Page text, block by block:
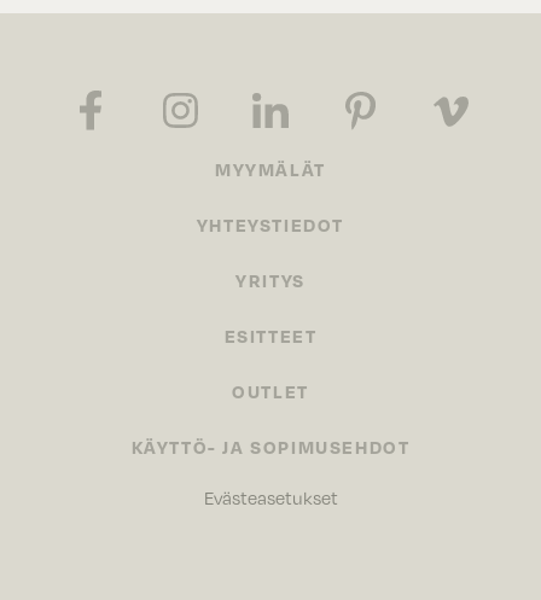
MYYMÄLÄT
YHTEYSTIEDOT
YRITYS
ESITTEET
OUTLET
KÄYTTÖ- JA SOPIMUSEHDOT
Evästeasetukset